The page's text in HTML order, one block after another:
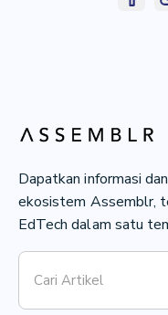
Dapatkan informasi dan
ekosistem Assemblr,
EdTech dalam satu